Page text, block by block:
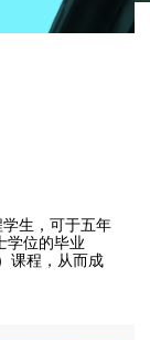
生，可于五年
学位的毕业
课程，从而成